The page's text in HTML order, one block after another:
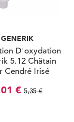
GENERIK
D'oxydation
5.12 Châtain
Cendré Irisé
€ 5,35 €